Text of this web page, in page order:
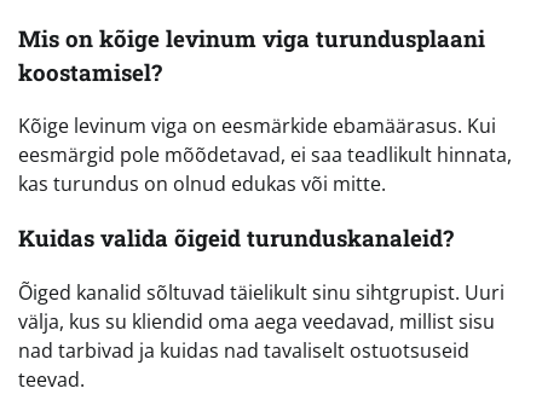
Mis on kõige levinum viga turundusplaani
koostamisel?
Kõige levinum viga on eesmärkide ebamäärasus. Kui
eesmärgid pole mõõdetavad, ei saa teadlikult hinnata,
kas turundus on olnud edukas või mitte.
Kuidas valida õigeid turunduskanaleid?
Õiged kanalid sõltuvad täielikult sinu sihtgrupist. Uuri
välja, kus su kliendid oma aega veedavad, millist sisu
nad tarbivad ja kuidas nad tavaliselt ostuotsuseid
teevad.